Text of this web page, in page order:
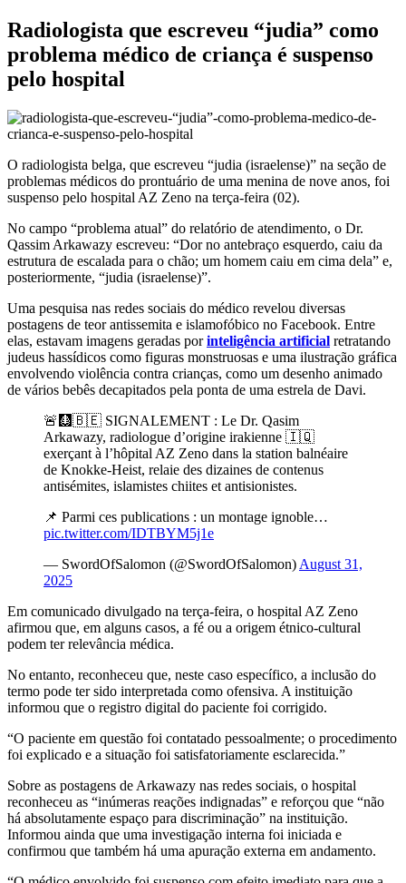
Radiologista que escreveu “judia” como
problema médico de criança é suspenso
pelo hospital
O radiologista belga, que escreveu “judia (israelense)” na seção de
problemas médicos do prontuário de uma menina de nove anos, foi
suspenso pelo hospital AZ Zeno na terça-feira (02).
No campo “problema atual” do relatório de atendimento, o Dr.
Qassim Arkawazy escreveu: “Dor no antebraço esquerdo, caiu da
estrutura de escalada para o chão; um homem caiu em cima dela” e,
posteriormente, “judia (israelense)”.
Uma pesquisa nas redes sociais do médico revelou diversas
postagens de teor antissemita e islamofóbico no Facebook. Entre
elas, estavam imagens geradas porinteligência artificial retratando
judeus hassídicos como figuras monstruosas e uma ilustração gráfica
envolvendo violência contra crianças, como um desenho animado
de vários bebês decapitados pela ponta de uma estrela de Davi.
🚨🩻🇧🇪 SIGNALEMENT : Le Dr. Qasim
Arkawazy, radiologue d’origine irakienne 🇮🇶
exerçant à l’hôpital AZ Zeno dans la station balnéaire
de Knokke-Heist, relaie des dizaines de contenus
antisémites, islamistes chiites et antisionistes.
📌 Parmi ces publications : un montage ignoble…
pic.twitter.com/IDTBYM5j1e
— SwordOfSalomon (@SwordOfSalomon) August 31,
2025
Em comunicado divulgado na terça-feira, o hospital AZ Zeno
afirmou que, em alguns casos, a fé ou a origem étnico-cultural
podem ter relevância médica.
No entanto, reconheceu que, neste caso específico, a inclusão do
termo pode ter sido interpretada como ofensiva. A instituição
informou que o registro digital do paciente foi corrigido.
“O paciente em questão foi contatado pessoalmente; o procedimento
foi explicado e a situação foi satisfatoriamente esclarecida.”
Sobre as postagens de Arkawazy nas redes sociais, o hospital
reconheceu as “inúmeras reações indignadas” e reforçou que “não
há absolutamente espaço para discriminação” na instituição.
Informou ainda que uma investigação interna foi iniciada e
confirmou que também há uma apuração externa em andamento.